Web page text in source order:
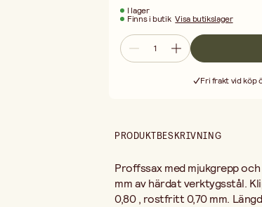
I lager
Finns i butik Visa butikslager
Fri frakt vid köp
PRODUKTBESKRIVNING
Proffssax med mjukgrepp
mm av härdat verktygsstål.
0,80 , rostfritt 0,70 mm.